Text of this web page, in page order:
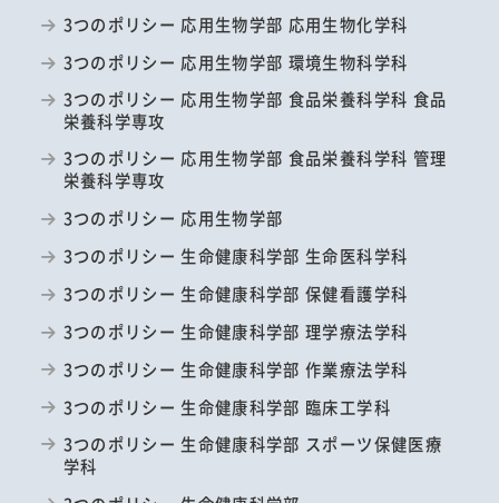
3つのポリシー 応用生物学部 応用生物化学科
3つのポリシー 応用生物学部 環境生物科学科
3つのポリシー 応用生物学部 食品栄養科学科 食品
栄養科学専攻
3つのポリシー 応用生物学部 食品栄養科学科 管理
栄養科学専攻
3つのポリシー 応用生物学部
3つのポリシー 生命健康科学部 生命医科学科
3つのポリシー 生命健康科学部 保健看護学科
3つのポリシー 生命健康科学部 理学療法学科
3つのポリシー 生命健康科学部 作業療法学科
3つのポリシー 生命健康科学部 臨床工学科
3つのポリシー 生命健康科学部 スポーツ保健医療
学科